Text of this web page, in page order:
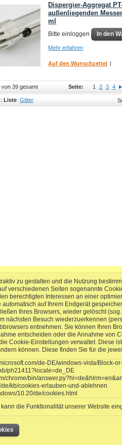
Dispergier-Aggregat
außenliegenden
ml
Bitte einloggen In den
Mehr erfahren
Auf den Wunschzettel |
von 39 gesamt Seite: 1 2 3 4
Liste Gitter
© 2010-2024 Comerca
zu gestalten und die Nutzung
verschiedenen Seiten sogenannte
berechtigten Interessen an einer
auf Ihrem Endgerät
Ihres Browsers, wieder gelöscht
nächsten Besuch wiederzuerkennen
entnehmen. Sie können Ihren
entscheiden oder die Annahme von
Cookie-Einstellungen verwaltet. Diese
können. Diese finden Sie für die
de-DE/windows-vista/Block-
ph21411?locale=de_DE
chrome/bin/
kb/cookies-erlauben-und-ablehnen
10.20/de/cookies.html
die Funktionalität unserer Website